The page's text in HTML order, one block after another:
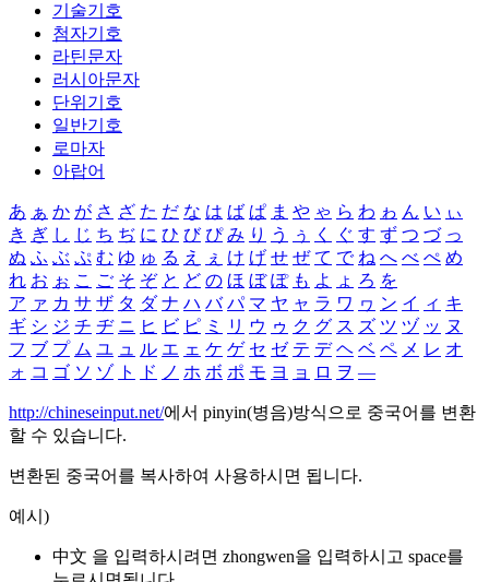
기술기호
첨자기호
라틴문자
러시아문자
단위기호
일반기호
로마자
아랍어
あ ぁ か が さ ざ た だ な は ば ぱ ま や ゃ ら わ ゎ ん い ぃ
き ぎ し じ ち ぢ に ひ び ぴ み り う ぅ く ぐ す ず つ づ っ
ぬ ふ ぶ ぷ む ゆ ゅ る え ぇ け げ せ ぜ て で ね へ べ ぺ め
れ お ぉ こ ご そ ぞ と ど の ほ ぼ ぽ も よ ょ ろ を
ア ァ カ サ ザ タ ダ ナ ハ バ パ マ ヤ ャ ラ ワ ヮ ン イ ィ キ
ギ シ ジ チ ヂ ニ ヒ ビ ピ ミ リ ウ ゥ ク グ ス ズ ツ ヅ ッ ヌ
フ ブ プ ム ユ ュ ル エ ェ ケ ゲ セ ゼ テ デ ヘ ベ ペ メ レ オ
ォ コ ゴ ソ ゾ ト ド ノ ホ ボ ポ モ ヨ ョ ロ ヲ ―
http://chineseinput.net/에서 pinyin(병음)방식으로 중국어를 변환
할 수 있습니다.
변환된 중국어를 복사하여 사용하시면 됩니다.
예시)
中文 을 입력하시려면 zhongwen을 입력하시고 space를